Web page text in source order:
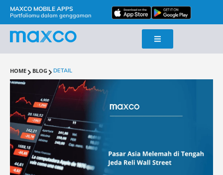
MAXCO MOBILE APPS
Portfoliomu dalam genggaman
HOME BLOG DETAIL